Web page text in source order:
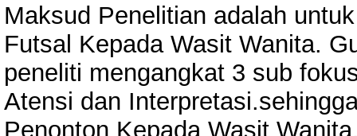
Maksud Penelitian adalah
Futsal Kepada Wasit Wanita.
peneliti mengangkat 3 sub
Atensi dan
Penonton Kepada Wasit